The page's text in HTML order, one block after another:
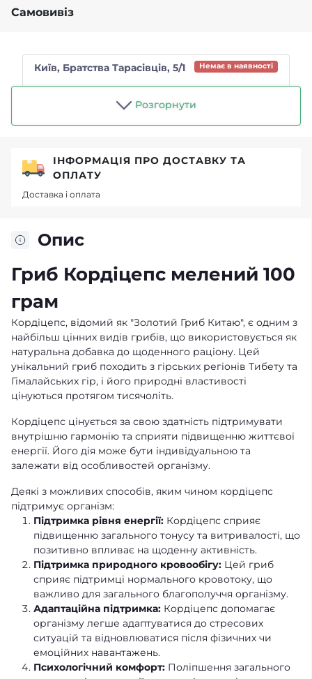
Самовивіз
Київ, Братства Тарасівців, 5/1 Немає в наявності
Розгорнути
Опис
Гриб Кордіцепс мелений 100
грам
Кордіцепс, відомий як "Золотий Гриб Китаю", є одним з
найбільш цінних видів грибів, що використовується як
натуральна добавка до щоденного раціону. Цей
унікальний гриб походить з гірських регіонів Тибету та
Гімалайських гір, і його природні властивості
цінуються протягом тисячоліть.
Кордіцепс цінується за свою здатність підтримувати
внутрішню гармонію та сприяти підвищенню життєвої
енергії. Його дія може бути індивідуальною та
залежати від особливостей організму.
Деякі з можливих способів, яким чином кордіцепс
підтримує організм:
Підтримка рівня енергії: Кордіцепс сприяє
підвищенню загального тонусу та витривалості, що
позитивно впливає на щоденну активність.
Підтримка природного кровообігу: Цей гриб
сприяє підтримці нормального кровотоку, що
важливо для загального благополуччя організму.
Адаптаційна підтримка: Кордіцепс допомагає
організму легше адаптуватися до стресових
ситуацій та відновлюватися після фізичних чи
емоційних навантажень.
Психологічний комфорт: Поліпшення загального
ІНФОРМАЦІЯ ПРО ДОСТАВКУ ТА
ОПЛАТУ
Доставка і оплата